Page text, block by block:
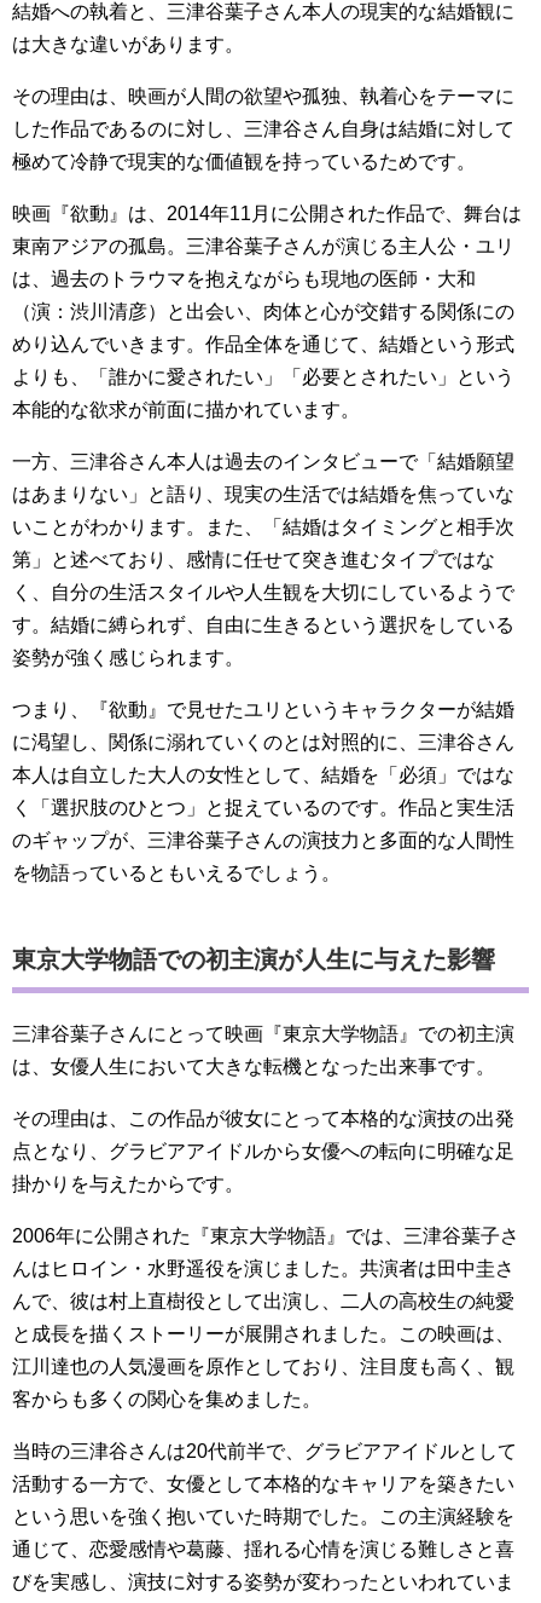
結婚への執着と、三津谷葉子さん本人の現実的な結婚観に
は大きな違いがあります。
その理由は、映画が人間の欲望や孤独、執着心をテーマに
した作品であるのに対し、三津谷さん自身は結婚に対して
極めて冷静で現実的な価値観を持っているためです。
映画『欲動』は、2014年11月に公開された作品で、舞台は
東南アジアの孤島。三津谷葉子さんが演じる主人公・ユリ
は、過去のトラウマを抱えながらも現地の医師・大和
（演：渋川清彦）と出会い、肉体と心が交錯する関係にの
めり込んでいきます。作品全体を通じて、結婚という形式
よりも、「誰かに愛されたい」「必要とされたい」という
本能的な欲求が前面に描かれています。
一方、三津谷さん本人は過去のインタビューで「結婚願望
はあまりない」と語り、現実の生活では結婚を焦っていな
いことがわかります。また、「結婚はタイミングと相手次
第」と述べており、感情に任せて突き進むタイプではな
く、自分の生活スタイルや人生観を大切にしているようで
す。結婚に縛られず、自由に生きるという選択をしている
姿勢が強く感じられます。
つまり、『欲動』で見せたユリというキャラクターが結婚
に渇望し、関係に溺れていくのとは対照的に、三津谷さん
本人は自立した大人の女性として、結婚を「必須」ではな
く「選択肢のひとつ」と捉えているのです。作品と実生活
のギャップが、三津谷葉子さんの演技力と多面的な人間性
を物語っているともいえるでしょう。
東京大学物語での初主演が人生に与えた影響
三津谷葉子さんにとって映画『東京大学物語』での初主演
は、女優人生において大きな転機となった出来事です。
その理由は、この作品が彼女にとって本格的な演技の出発
点となり、グラビアアイドルから女優への転向に明確な足
掛かりを与えたからです。
2006年に公開された『東京大学物語』では、三津谷葉子さ
んはヒロイン・水野遥役を演じました。共演者は田中圭さ
んで、彼は村上直樹役として出演し、二人の高校生の純愛
と成長を描くストーリーが展開されました。この映画は、
江川達也の人気漫画を原作としており、注目度も高く、観
客からも多くの関心を集めました。
当時の三津谷さんは20代前半で、グラビアアイドルとして
活動する一方で、女優として本格的なキャリアを築きたい
という思いを強く抱いていた時期でした。この主演経験を
通じて、恋愛感情や葛藤、揺れる心情を演じる難しさと喜
びを実感し、演技に対する姿勢が変わったといわれていま